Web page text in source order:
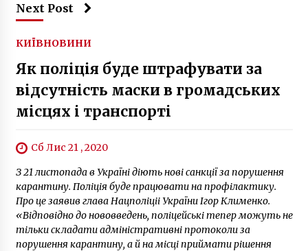
Next Post
КИЇВНОВИНИ
Як поліція буде штрафувати за
відсутність маски в громадських
місцях і транспорті
Сб Лис 21 , 2020
З 21 листопада в Україні діють нові санкції за порушення
карантину. Поліція буде працювати на профілактику.
Про це заявив глава Нацполіціі України Ігор Клименко.
«Відповідно до нововведень, поліцейські тепер можуть не
тільки складати адміністративні протоколи за
порушення карантину, а й на місці приймати рішення